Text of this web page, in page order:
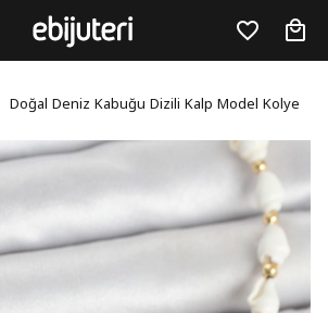
Kabuğu
Doğal Deniz Kabuğu Dizili Kalp Model Kolye